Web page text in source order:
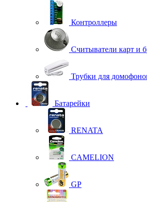
Контроллеры
Считыватели карт и
Трубки для
Батарейки
RENATA
CAMELION
GP